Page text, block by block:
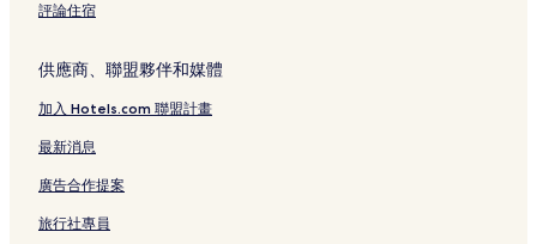
久茂地飯店
那霸永旺購物中心附近的飯店
評論住宿
供應商、聯盟夥伴和媒體
加入 Hotels.com 聯盟計畫
最新消息
廣告合作提案
旅行社專員